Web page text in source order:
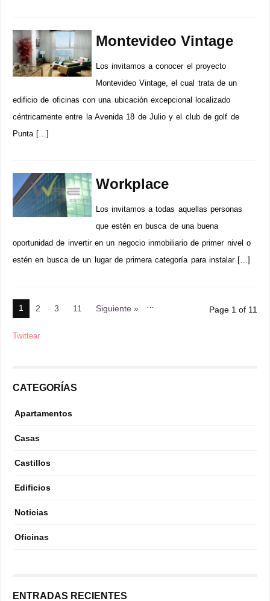
Montevideo Vintage
Los invitamos a conocer el proyecto
Montevideo Vintage, el cual trata de un
edificio de oficinas con una ubicación excepcional localizado
céntricamente entre la Avenida 18 de Julio y el club de golf de
Punta […]
Workplace
Los invitamos a todas aquellas personas
que estén en busca de una buena
oportunidad de invertir en un negocio inmobiliario de primer nivel o
estén en busca de un lugar de primera categoría para instalar […]
1 2 3 …
11 Siguiente » Page 1 of 11
Twittear
CATEGORÍAS
Apartamentos
Casas
Castillos
Edificios
Noticias
Oficinas
ENTRADAS RECIENTES